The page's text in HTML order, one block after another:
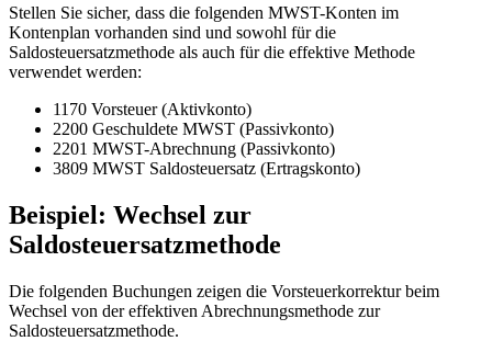
Stellen Sie sicher, dass die folgenden MWST-Konten im
Kontenplan vorhanden sind und sowohl für die
Saldosteuersatzmethode als auch für die effektive Methode
verwendet werden:
1170 Vorsteuer (Aktivkonto)
2200 Geschuldete MWST (Passivkonto)
2201 MWST-Abrechnung (Passivkonto)
3809 MWST Saldosteuersatz (Ertragskonto)
Beispiel: Wechsel zur
Saldosteuersatzmethode
Die folgenden Buchungen zeigen die Vorsteuerkorrektur beim
Wechsel von der effektiven Abrechnungsmethode zur
Saldosteuersatzmethode.